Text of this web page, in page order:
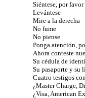
Siéntese, por favor
Levántese
Mire a la derecha
No fume
No piense
Ponga atención,
Ahora conteste
Su cédula de
Su pasaporte y su
Cuatro testigos
¿Master Charge,
¿Visa, American